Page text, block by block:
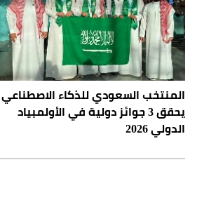
المنتخب السعودي للذكاء الاصطناعي
يحقق 3 جوائز دولية في الأولمبياد
الدولي 2026